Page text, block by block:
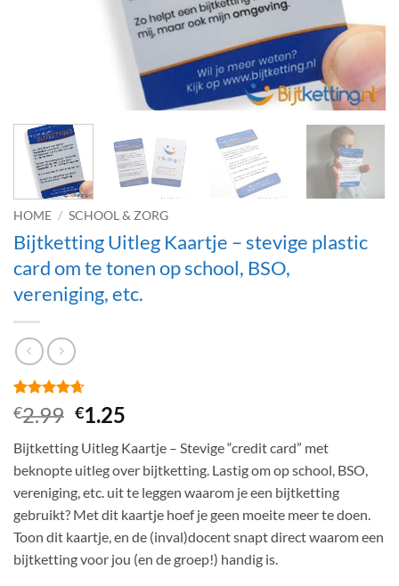
HOME / SCHOOL & ZORG
Bijtketting Uitleg Kaartje – stevige plastic
card om te tonen op school, BSO,
vereniging, etc.
Gewaardeerd
4.63op 5
op
30
klantbeoordelingen
€2.99 Oorspronkelijke
was:
€2.99.
€1.25
is:
€1.25.
Bijtketting Uitleg Kaartje – Stevige “credit card” met
beknopte uitleg over bijtketting. Lastig om op school, BSO,
vereniging, etc. uit te leggen waarom je een bijtketting
gebruikt? Met dit kaartje hoef je geen moeite meer te doen.
Toon dit kaartje, en de (inval)docent snapt direct waarom een
bijtketting voor jou (en de groep!) handig is.